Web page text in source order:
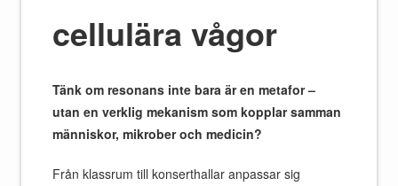
cellulära vågor
Tänk om resonans inte bara är en metafor –
utan en verklig mekanism som kopplar samman
människor, mikrober och medicin?
Från klassrum till konserthallar anpassar sig